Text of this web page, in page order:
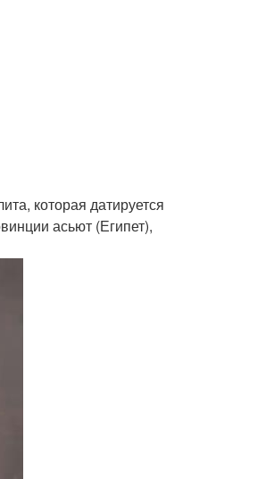
которая датируется
асьют (Египет),